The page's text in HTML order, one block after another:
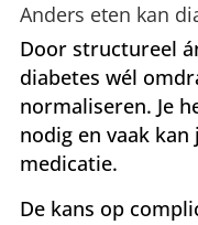
Anders eten kan
Door structureel
diabetes wél
normaliseren. Je
nodig en vaak
medicatie.
De kans op